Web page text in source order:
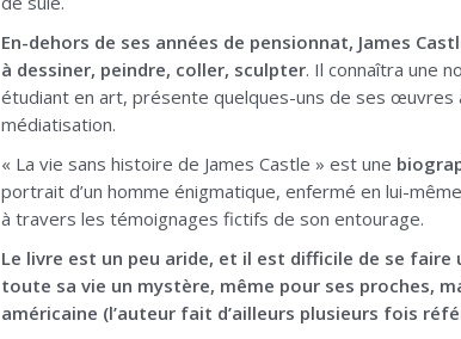
En-dehors de ses années de pensionnat, James
à dessiner, peindre, coller, sculpter. Il connaîtra une
étudiant en art, présente quelques-uns de ses
médiatisation.
« La vie sans histoire de James Castle » est une
portrait d’un homme énigmatique, enfermé en lui-
à travers les témoignages fictifs de son entourage.
Le livre est un peu aride, et il est difficile de se faire
toute sa vie un mystère, même pour ses proches,
américaine (l’auteur fait d’ailleurs plusieurs fois